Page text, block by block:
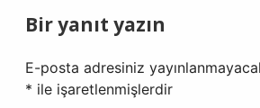
Bir yanıt yazın
E-posta adresiniz
* ile işaretlenmişlerdir